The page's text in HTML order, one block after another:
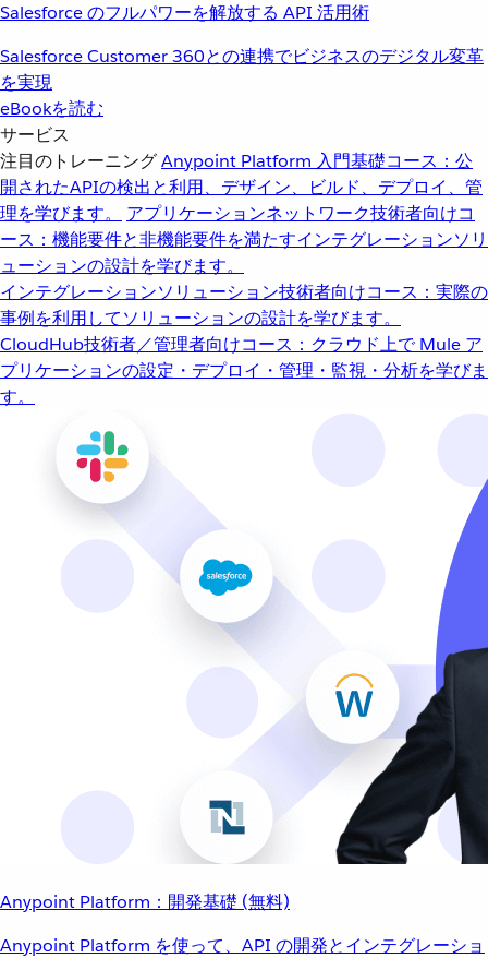
Salesforce のフルパワーを解放する API 活用術
Salesforce Customer 360との連携でビジネスのデジタル変革
を実現
eBookを読む
サービス
注目のトレーニングAnypoint Platform 入門基礎コース：公
開されたAPIの検出と利用、デザイン、ビルド、デプロイ、管
理を学びます。
アプリケーションネットワーク技術者向けコ
ース：機能要件と非機能要件を満たすインテグレーションソリ
ューションの設計を学びます。
インテグレーションソリューション技術者向けコース：実際の
事例を利用してソリューションの設計を学びます。
CloudHub技術者／管理者向けコース：クラウド上で Mule ア
プリケーションの設定・デプロイ・管理・監視・分析を学びま
す。
Anypoint Platform：開発基礎 (無料)
Anypoint Platform を使って、API の開発とインテグレーショ